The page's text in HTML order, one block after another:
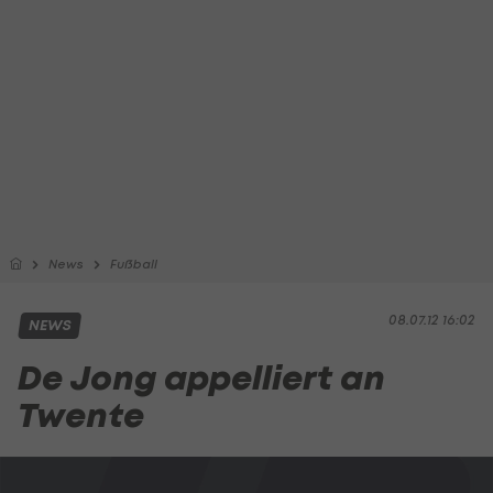
News Fußball
08.07.12 16:02
NEWS
De Jong appelliert an
Twente